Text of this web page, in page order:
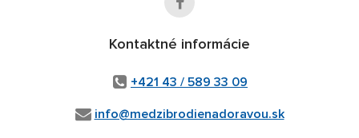
Kontaktné informácie
+421 43 / 589 33 09
info@medzibrodienadoravou.sk